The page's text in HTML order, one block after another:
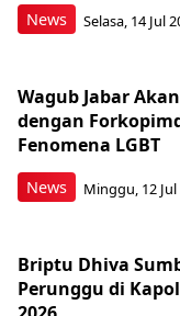
News Selasa, 14 Jul
News
Wagub Jabar
dengan
Fenomena LGBT
Minggu, 12 Jul
Briptu Dhiva
Perunggu di